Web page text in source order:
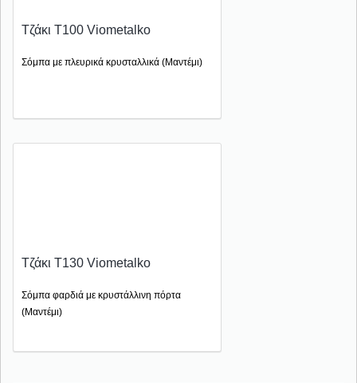
Τζάκι T100 Viometalko
Σόμπα με πλευρικά κρυσταλλικά (Μαντέμι)
Τζάκι T130 Viometalko
Σόμπα φαρδιά με κρυστάλλινη πόρτα
(Μαντέμι)